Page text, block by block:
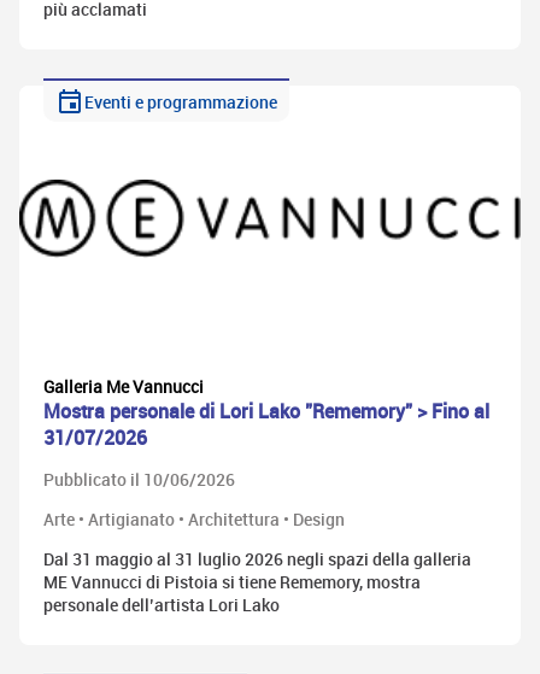
più acclamati
Eventi e programmazione
Galleria Me Vannucci
Mostra personale di Lori Lako "Rememory" > Fino al
31/07/2026
Pubblicato il 10/06/2026
Arte • Artigianato • Architettura • Design
Dal 31 maggio al 31 luglio 2026 negli spazi della galleria
ME Vannucci di Pistoia si tiene Rememory, mostra
personale dell’artista Lori Lako